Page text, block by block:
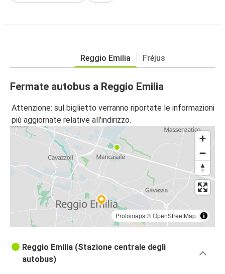
Reggio Emilia Fréjus
Fermate autobus a Reggio Emilia
Attenzione: sul biglietto verranno riportate le informazioni
più aggiornate relative all'indirizzo.
Protomaps©OpenStreetMap
Reggio Emilia (Stazione centrale degli
autobus)